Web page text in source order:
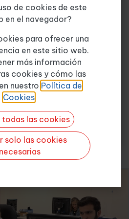
fue creada para responder a las
surgidas en las empresas a
en la configuración del entorno
se ha especializado en dar
a sus clientes para hacerlos
en el mercado laboral.
de cookies de este
en el navegador?
para ofrecer una
en este sitio web.
más información
cookies y cómo las
nuestro Política de
Cookies.
todas las cookies
solo las cookies
necesarias